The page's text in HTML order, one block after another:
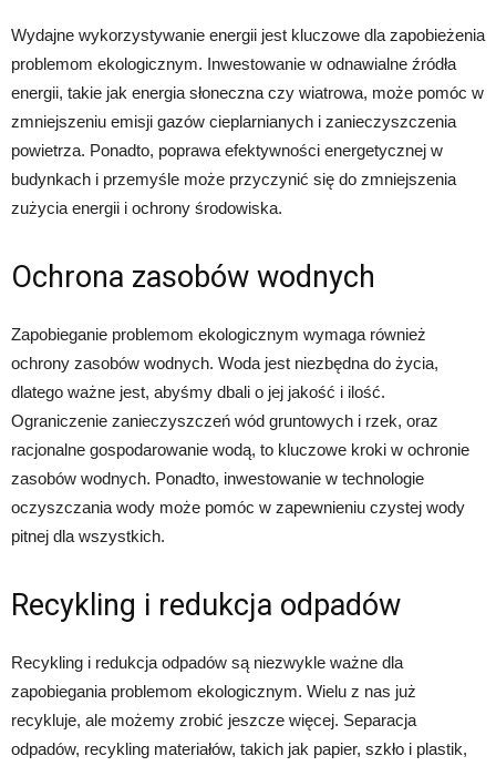
Wydajne wykorzystywanie energii jest kluczowe dla zapobieżenia
problemom ekologicznym. Inwestowanie w odnawialne źródła
energii, takie jak energia słoneczna czy wiatrowa, może pomóc w
zmniejszeniu emisji gazów cieplarnianych i zanieczyszczenia
powietrza. Ponadto, poprawa efektywności energetycznej w
budynkach i przemyśle może przyczynić się do zmniejszenia
zużycia energii i ochrony środowiska.
Ochrona zasobów wodnych
Zapobieganie problemom ekologicznym wymaga również
ochrony zasobów wodnych. Woda jest niezbędna do życia,
dlatego ważne jest, abyśmy dbali o jej jakość i ilość.
Ograniczenie zanieczyszczeń wód gruntowych i rzek, oraz
racjonalne gospodarowanie wodą, to kluczowe kroki w ochronie
zasobów wodnych. Ponadto, inwestowanie w technologie
oczyszczania wody może pomóc w zapewnieniu czystej wody
pitnej dla wszystkich.
Recykling i redukcja odpadów
Recykling i redukcja odpadów są niezwykle ważne dla
zapobiegania problemom ekologicznym. Wielu z nas już
recykluje, ale możemy zrobić jeszcze więcej. Separacja
odpadów, recykling materiałów, takich jak papier, szkło i plastik,